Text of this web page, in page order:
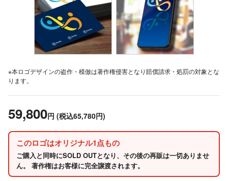
※本ロゴデザインの盗作・模倣は著作権侵害となり賠償請求・処罰の対象とな
ります。
59,800円 (税込65,780円)
このロゴはオリジナル1点もの
ご購入と同時にSOLD OUTとなり、その後の再販は一切ありませ
ん。 著作権はお客様に完全譲渡されます。